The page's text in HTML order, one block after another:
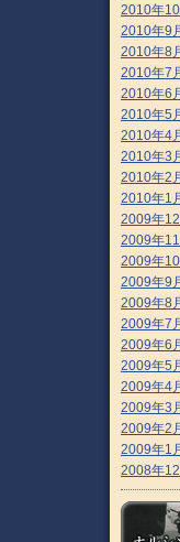
2010年10
2010年9
2010年8
2010年7
2010年6
2010年5
2010年4
2010年3
2010年2
2010年1
2009年12
2009年11
2009年10
2009年9
2009年8
2009年7
2009年6
2009年5
2009年4
2009年3
2009年2
2009年1
2008年12